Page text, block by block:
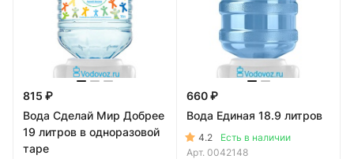
815 ₽
Вода Сделай Мир Добрее
19 литров в одноразовой
таре
660 ₽
Вода Единая 18.9 литров
4.2
Есть в наличии
Арт. 0042148